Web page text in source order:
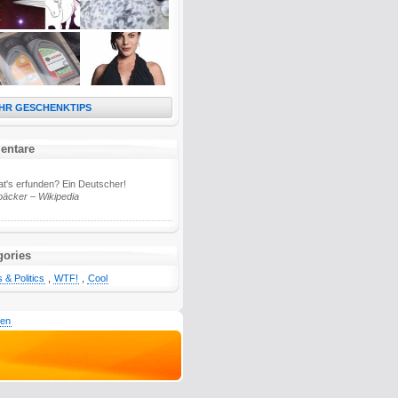
GESCHENKTIPS
erfunden? Ein Deutscher!
– Wikipedia
& Politics WTF! Cool